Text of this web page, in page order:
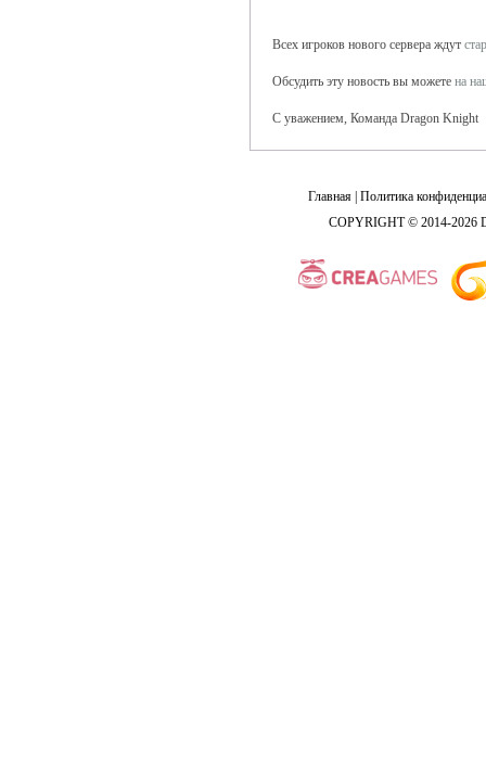
Всех игроков нового сервера ждут
Обсудить эту новость вы можете на
С уважением, Команда Dragon Knight
Главная Политика
COPYRIGHT © 2014-2026